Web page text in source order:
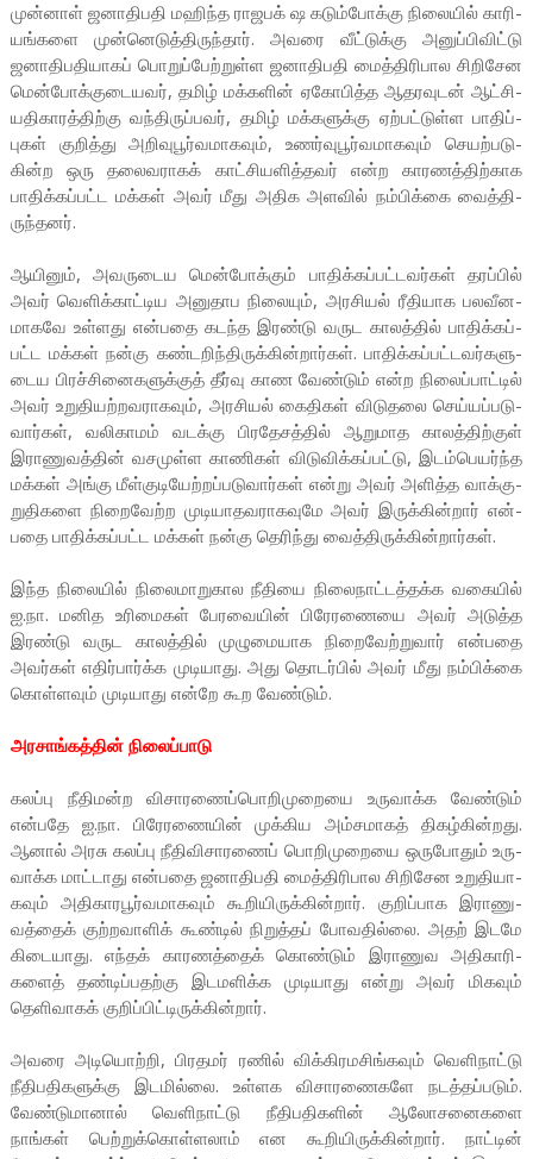
முன்­னாள் ஜனா­தி­பதி மஹிந்த ராஜ­பக் ஷ கடும்­போக்கு நிலையில் காரி­
யங்­களை முன்­னெ­டுத்­தி­ருந்தார். அவரை வீட்­டுக்கு அனுப்­பி­விட்டு
ஜனா­தி­ப­தி­யாகப் பொறுப்­பேற்­றுள்ள ஜனா­தி­பதி மைத்­தி­ரி­பால சிறி­சேன
மென்­போக்­கு­டை­யவர், தமிழ் மக்­களின் ஏகோ­பித்த ஆத­ர­வுடன் ஆட்­சி­
ய­தி­கா­ரத்­திற்கு வந்­தி­ருப்­பவர், தமிழ் மக்­க­ளுக்கு ஏற்­பட்­டுள்ள பாதிப்­
புகள் குறித்து அறி­வு­பூர்­வ­மா­கவும், உணர்­வு­பூர்­வ­மா­கவும் செயற்­ப­டு­
கின்ற ஒரு தலை­வ­ராகக் காட்­சி­ய­ளித்­தவர் என்ற கார­ணத்­திற்­காக
பாதிக்­கப்­பட்ட மக்கள் அவர் மீது அதிக அளவில் நம்­பிக்கை வைத்­தி­
ருந்­தனர்.
ஆயினும், அவ­ரு­டைய மென்­போக்கும் பாதிக்­கப்­பட்­ட­வர்கள் தரப்பில்
அவர் வெளிக்­காட்­டிய அனு­தாப நிலையும், அர­சியல் ரீதி­யாக பல­வீ­ன­
மா­கவே உள்­ளது என்­பதை கடந்த இரண்டு வருட காலத்தில் பாதிக்­கப்­
பட்ட மக்கள் நன்கு கண்­ட­றிந்­தி­ருக்­கின்­றார்கள். பாதிக்­கப்­பட்­ட­வர்­க­ளு­
டைய பிரச்­சி­னை­க­ளுக்குத் தீர்வு காண வேண்டும் என்ற நிலைப்­பாட்டில்
அவர் உறு­தி­யற்­ற­வ­ரா­கவும், அர­சியல் கைதிகள் விடு­தலை செய்­யப்­ப­டு­
வார்கள், வலி­காமம் வடக்கு பிர­தே­சத்தில் ஆறு­மாத காலத்­திற்குள்
இரா­ணு­வத்தின் வச­முள்ள காணிகள் விடு­விக்­கப்­பட்டு, இடம்­பெ­யர்ந்த
மக்கள் அங்கு மீள்­கு­டி­யேற்­றப்­படுவார்கள் என்று அவர் அளித்த வாக்­கு­
று­தி­களை நிறை­வேற்ற முடி­யா­த­வ­ரா­க­வுமே அவர் இருக்­கின்றார் என்­
பதை பாதிக்­கப்­பட்ட மக்கள் நன்கு தெரிந்து வைத்­தி­ருக்­கின்­றார்கள்.
இந்த நிலையில் நிலை­மா­று­கால நீதியை நிலை­நாட்­டத்­தக்க வகையில்
ஐ.நா. மனித உரி­மைகள் பேர­வையின் பிரே­ர­ணையை அவர் அடுத்த
இரண்டு வருட காலத்தில் முழு­மை­யாக நிறை­வேற்­றுவார் என்­பதை
அவர்கள் எதிர்­பார்க்க முடி­யாது. அது தொடர்பில் அவர் மீது நம்­பிக்கை
கொள்­ளவும் முடி­யாது என்றே கூற வேண்டும்.
அர­சாங்­கத்தின் நிலைப்­பாடு
கலப்பு நீதி­மன்ற விசா­ரணைப்பொறி­மு­றையை உரு­வாக்க வேண்டும்
என்­பதே ஐ.நா. பிரே­ர­ணையின் முக்­கிய அம்­ச­மாகத் திகழ்­கின்­றது.
ஆனால் அரசு கலப்பு நீதி­வி­சா­ரணைப் பொறி­மு­றையை ஒரு­போதும் உரு­
வாக்க மாட்­டாது என்­பதை ஜனா­தி­பதி மைத்­தி­ரி­பால சிறி­சேன உறு­தி­யா­
கவும் அதி­கா­ர­பூர்­வ­மா­கவும் கூறி­யி­ருக்­கின்றார். குறிப்­பாக இரா­ணு­
வத்தைக் குற்­ற­வாளிக் கூண்டில் நிறுத்தப் போவ­தில்லை. அதற் இடமே
கிடை­யாது. எந்தக் கார­ணத்தைக் கொண்டும் இரா­ணுவ அதி­கா­ரி­
களைத் தண்­டிப்­ப­தற்கு இட­ம­ளிக்க முடி­யாது என்று அவர் மிகவும்
தெளி­வாகக் குறிப்­பிட்­டி­ருக்­கின்றார்.
அவரை அடி­யொற்றி, பிர­தமர் ரணில் விக்­கி­ர­ம­சிங்­கவும் வெளி­நாட்டு
நீதி­ப­தி­க­ளுக்கு இட­மில்லை. உள்­ளக விசா­ர­ணை­களே நடத்­தப்­படும்.
வேண்­டு­மானால் வெளி­நாட்டு நீதி­ப­தி­களின் ஆலோ­ச­னை­களை
நாங்கள் பெற்­றுக்­கொள்­ளலாம் என கூறி­யி­ருக்­கின்றார். நாட்டின்